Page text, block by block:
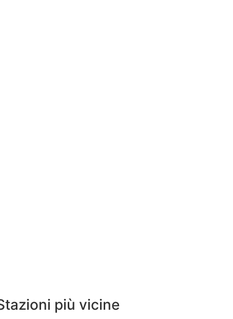
più vicine